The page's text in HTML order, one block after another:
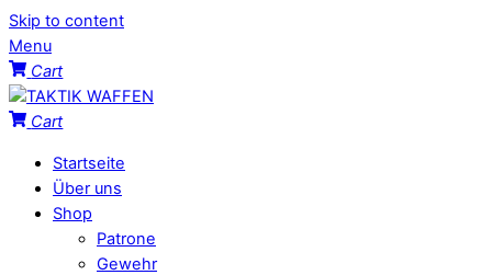
Skip to content
Menu
Cart
Cart
Startseite
Über uns
Shop
Patrone
Gewehr